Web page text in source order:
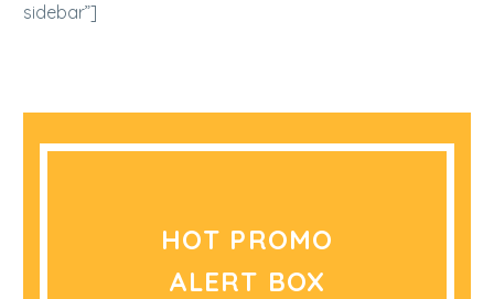
sidebar”]
HOT PROMO
ALERT BOX